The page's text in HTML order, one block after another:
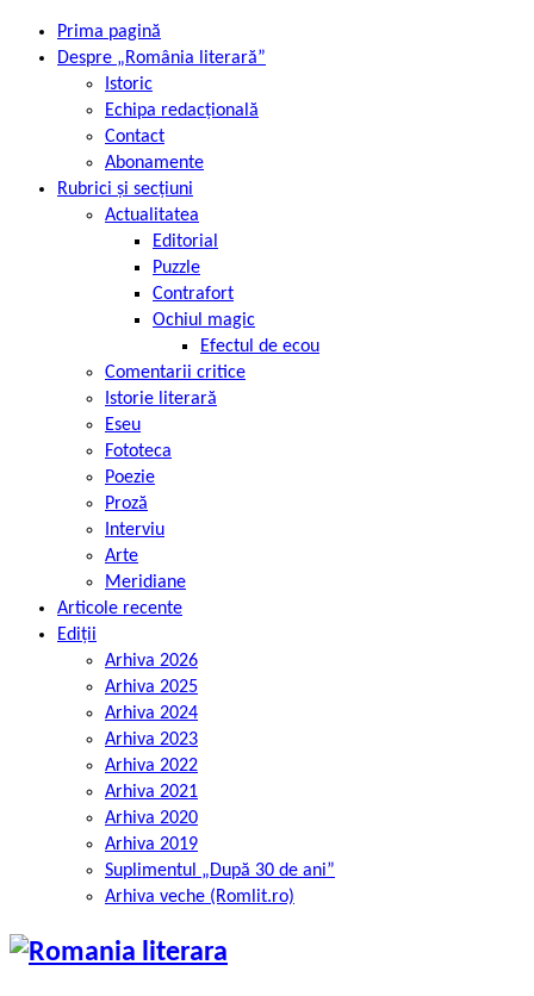
Prima pagină
Despre „România literară”
Istoric
Echipa redacțională
Contact
Abonamente
Rubrici și secțiuni
Actualitatea
Editorial
Puzzle
Contrafort
Ochiul magic
Efectul de ecou
Comentarii critice
Istorie literară
Eseu
Fototeca
Poezie
Proză
Interviu
Arte
Meridiane
Articole recente
Ediții
Arhiva 2026
Arhiva 2025
Arhiva 2024
Arhiva 2023
Arhiva 2022
Arhiva 2021
Arhiva 2020
Arhiva 2019
Suplimentul „După 30 de ani”
Arhiva veche (Romlit.ro)